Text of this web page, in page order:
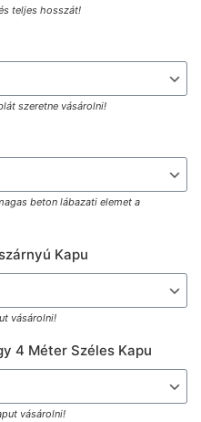
teljes hosszát!
szeretne vásárolni!
beton lábazati elemet a
Kapu
vásárolni!
4 Méter Széles Kapu
vásárolni!